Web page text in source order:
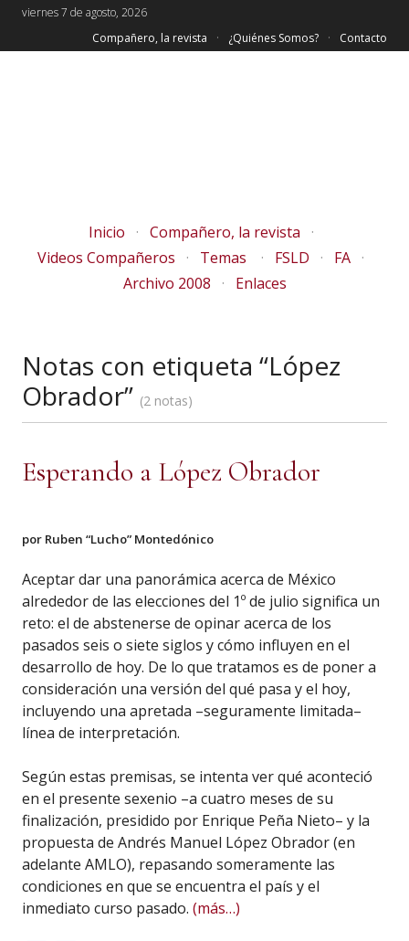
viernes 7 de agosto, 2026
Compañero, la revista
¿Quiénes Somos? Contacto
Inicio
Compañero, la revista
Videos Compañeros
Temas FSLD
FA
Archivo 2008
Enlaces
Notas con etiqueta “López
Obrador”
2 notas
Esperando a López Obrador
por Ruben “Lucho” Montedónico
Aceptar dar una panorámica acerca de México
alrededor de las elecciones del 1º de julio significa un
reto: el de abstenerse de opinar acerca de los
pasados seis o siete siglos y cómo influyen en el
desarrollo de hoy. De lo que tratamos es de poner a
consideración una versión del qué pasa y el hoy,
incluyendo una apretada –seguramente limitada–
línea de interpretación.
Según estas premisas, se intenta ver qué aconteció
en el presente sexenio –a cuatro meses de su
finalización, presidido por Enrique Peña Nieto– y la
propuesta de Andrés Manuel López Obrador (en
adelante AMLO), repasando someramente las
condiciones en que se encuentra el país y el
inmediato curso pasado. (más…)